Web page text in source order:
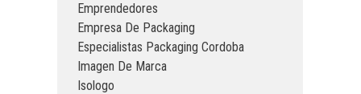
Emprendedores
Empresa De Packaging
Especialistas Packaging Cordoba
Imagen De Marca
Isologo